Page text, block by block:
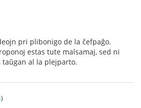
pri plibonigo de la ĉefpaĝo.
estas tute malsamaj, sed ni
taŭgan al la plejparto.
)